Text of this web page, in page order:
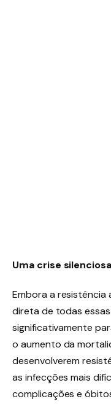
Uma crise silenciosa
Embora a resistência
direta de todas
significativamente
o aumento da
desenvolverem
as infecções mais
complicações e